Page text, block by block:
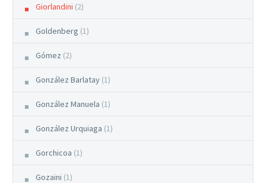
Giorlandini (2)
Goldenberg (1)
Gómez (2)
González Barlatay (1)
González Manuela (1)
González Urquiaga (1)
Gorchicoa (1)
Gozaini (1)